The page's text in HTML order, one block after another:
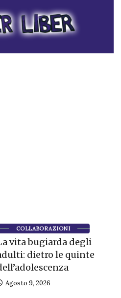
COLLABORAZIONI
vita bugiarda degli
dietro le quinte
Agosto 9, 2026